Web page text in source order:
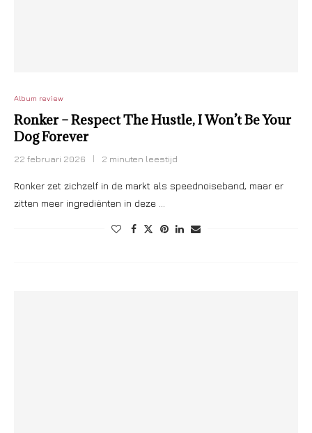
Album review
Ronker – Respect The Hustle, I Won’t Be Your
Dog Forever
22 februari 2026 2 minuten leestijd
Ronker zet zichzelf in de markt als speednoiseband, maar er
zitten meer ingrediënten in deze …